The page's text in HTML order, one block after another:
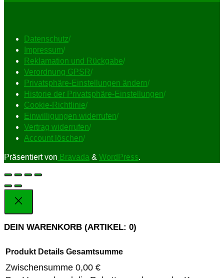
Datenschutz/
Impressum/
Reklamation und Rückgabe/
Verordnung GPSR/
Privatsphäre-Einstellungen ändern/
Historie der Privatsphäre-Einstellungen/
Cookie-Richtlinie/
Einwilligungen widerrufen/
Vertrag widerrufen/
Account löschen/
Präsentiert von Bravada & WordPress.
DEIN WARENKORB (ARTIKEL: 0)
Produkt Details Gesamtsumme
Zwischensumme 0,00 €